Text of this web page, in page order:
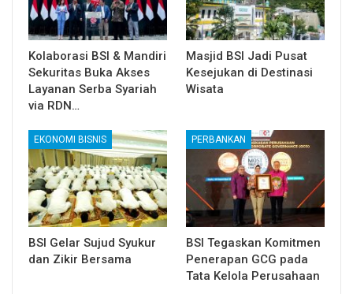
Kolaborasi BSI & Mandiri
Sekuritas Buka Akses
Layanan Serba Syariah
via RDN…
Masjid BSI Jadi Pusat
Kesejukan di Destinasi
Wisata
EKONOMI BISNIS
BSI Gelar Sujud Syukur
dan Zikir Bersama
PERBANKAN
BSI Tegaskan Komitmen
Penerapan GCG pada
Tata Kelola Perusahaan